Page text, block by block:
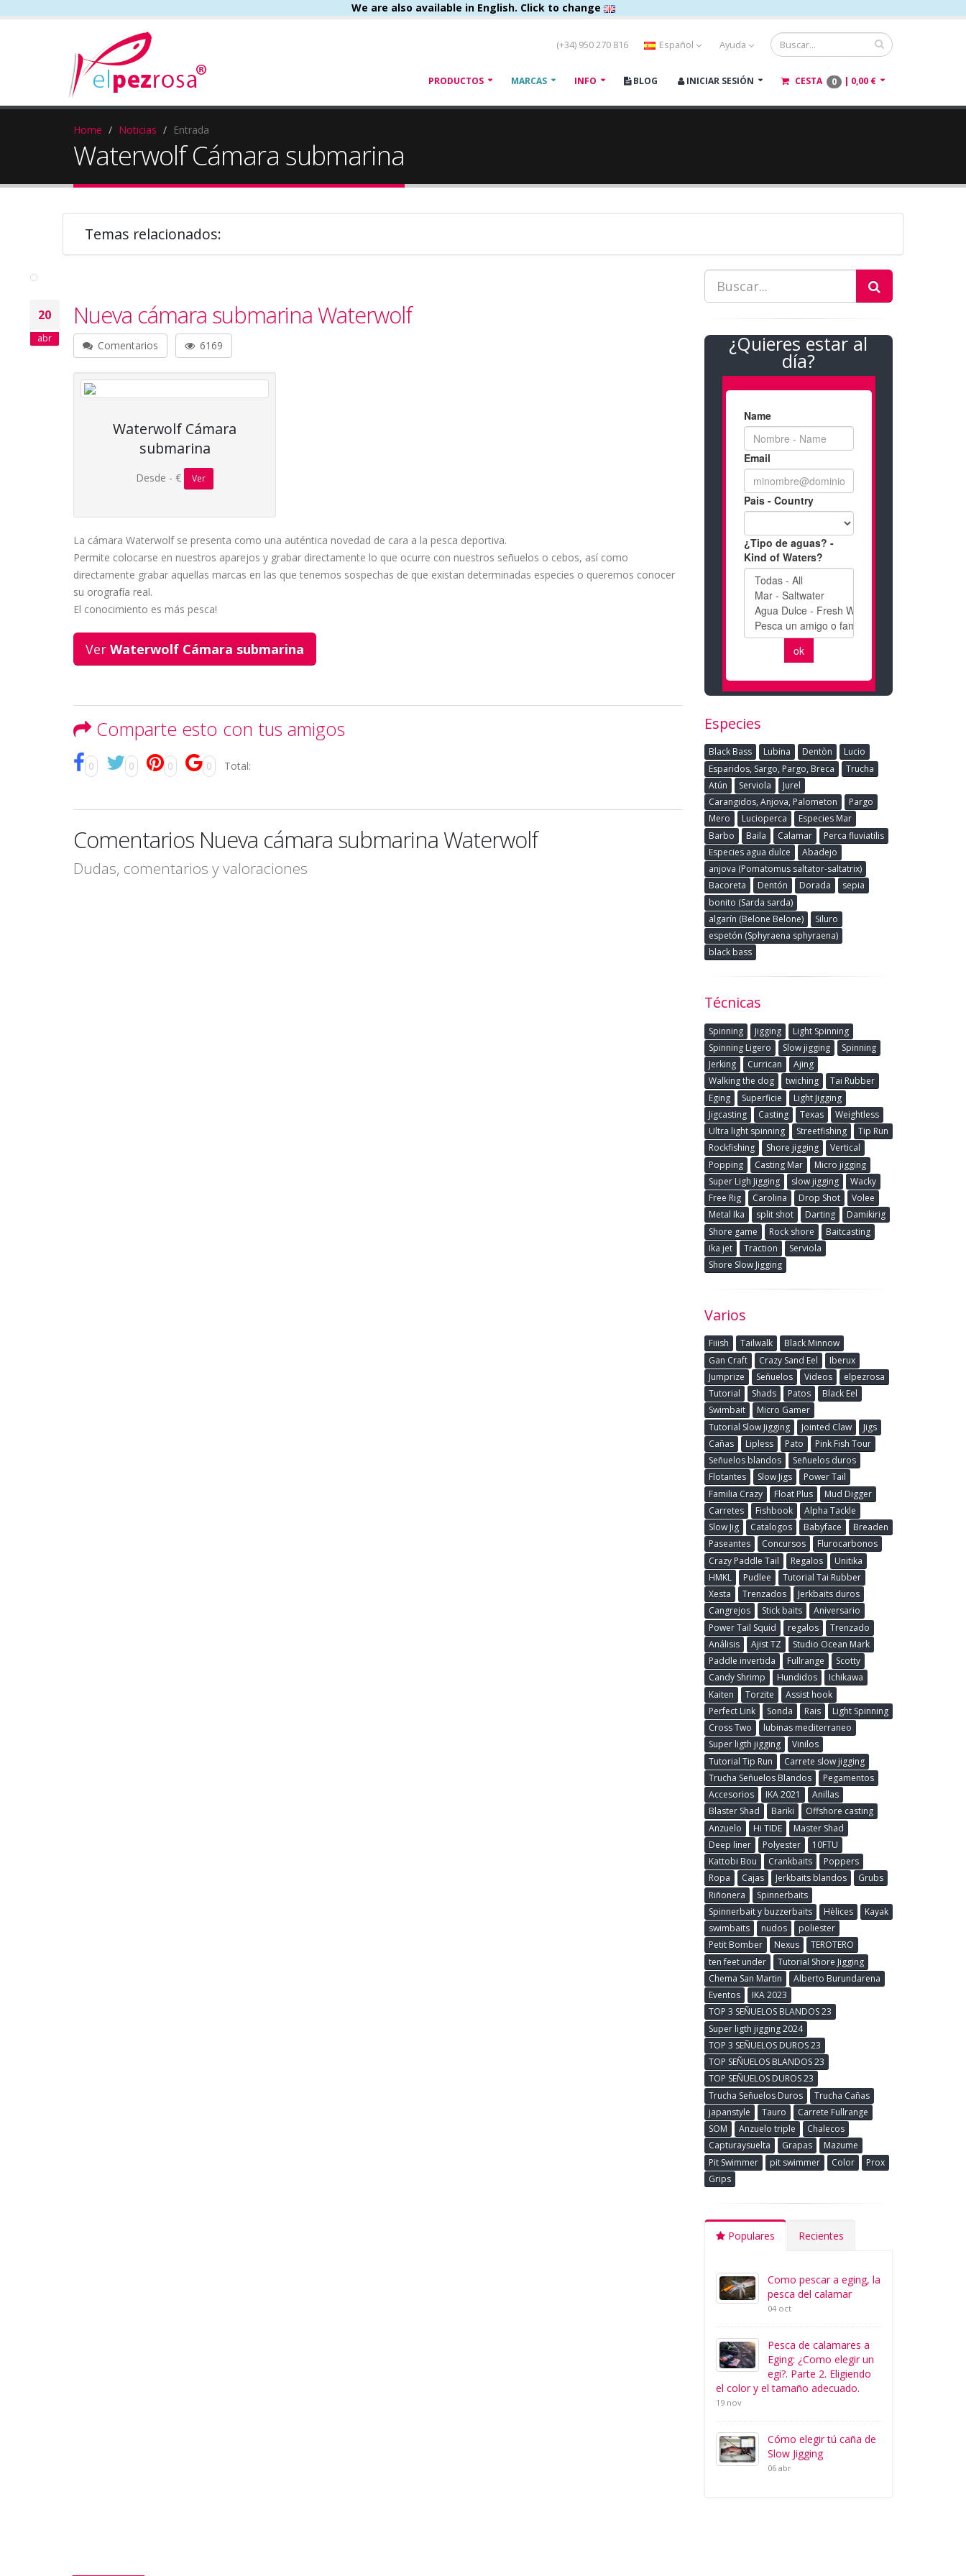
We are also available in English. Click to change
(+34) 950 270 816 Español Ayuda
PRODUCTOS MARCAS INFO BLOG INICIAR SESIÓN CESTA 0 | 0,00 €
Home Noticias Entrada
Waterwolf Cámara submarina
Temas relacionados:
20
abr
Nueva cámara submarina Waterwolf
Comentarios 6169
Waterwolf Cámara
submarina
Desde - € Ver
La cámara Waterwolf se presenta como una auténtica novedad de cara a la pesca deportiva.
Permite colocarse en nuestros aparejos y grabar directamente lo que ocurre con nuestros señuelos o cebos, así como
directamente grabar aquellas marcas en las que tenemos sospechas de que existan determinadas especies o queremos conocer
su orografía real.
El conocimiento es más pesca!
Ver Waterwolf Cámara submarina
Comparte esto con tus amigos
0 0 0 0 Total:
Comentarios Nueva cámara submarina Waterwolf
Dudas, comentarios y valoraciones
¿Quieres estar al
día?
Especies
Black Bass Lubina Dentòn
Lucio
Esparidos, Sargo, Pargo, Breca
Trucha
Atún
Serviola
Jurel
Carangidos, Anjova, Palometon
Pargo
Mero
Lucioperca
Especies Mar
Barbo
Baila Calamar
Perca fluviatilis
Especies agua dulce
Abadejo
anjova (Pomatomus saltator-saltatrix)
Bacoreta
Dentón Dorada
sepia
bonito (Sarda sarda)
algarín (Belone Belone)
Siluro
espetón (Sphyraena sphyraena)
black bass
Técnicas
Spinning Jigging
Light Spinning
Spinning Ligero
Slow jigging
Spinning
Jerking
Currican
Ajing
Walking the dog
twiching
Tai Rubber
Eging
Superficie
Light Jigging
Jigcasting
Casting Texas
Weightless
Ultra light spinning
Streetfishing
Tip Run
Rockfishing
Shore jigging
Vertical
Popping
Casting Mar
Micro jigging
Super Ligh Jigging
slow jigging
Wacky
Free Rig
Carolina Drop Shot
Volee
Metal Ika
split shot Darting
Damikirig
Shore game
Rock shore
Baitcasting
Ika jet
Traction
Serviola
Shore Slow Jigging
Varios
Fiiish Tailwalk
Black Minnow
Gan Craft
Crazy Sand Eel
Iberux
Jumprize
Señuelos Videos
elpezrosa
Tutorial
Shads Patos
Black Eel
Swimbait
Micro Gamer
Tutorial Slow Jigging
Jointed Claw
Jigs
Cañas
Lipless Pato
Pink Fish Tour
Señuelos blandos
Señuelos duros
Flotantes
Slow Jigs
Power Tail
Familia Crazy
Float Plus
Mud Digger
Carretes
Fishbook
Alpha Tackle
Slow Jig
Catalogos Babyface
Breaden
Paseantes
Concursos
Flurocarbonos
Crazy Paddle Tail
Regalos
Unitika
HMKL
Pudlee
Tutorial Tai Rubber
Xesta
Trenzados
Jerkbaits duros
Cangrejos
Stick baits
Aniversario
Power Tail Squid
regalos
Trenzado
Análisis
Ajist TZ
Studio Ocean Mark
Paddle invertida
Fullrange
Scotty
Candy Shrimp
Hundidos
Ichikawa
Kaiten
Torzite
Assist hook
Perfect Link
Sonda Rais
Light Spinning
Cross Two
lubinas mediterraneo
Super ligth jigging
Vinilos
Tutorial Tip Run
Carrete slow jigging
Trucha Señuelos Blandos
Pegamentos
Accesorios
IKA 2021
Anillas
Blaster Shad
Bariki
Offshore casting
Anzuelo
Hi TIDE
Master Shad
Deep liner
Polyester
10FTU
Kattobi Bou
Crankbaits
Poppers
Ropa
Cajas Jerkbaits blandos
Grubs
Riñonera
Spinnerbaits
Spinnerbait y buzzerbaits
Hèlices
Kayak
swimbaits
nudos
poliester
Petit Bomber
Nexus
TEROTERO
ten feet under
Tutorial Shore Jigging
Chema San Martin
Alberto Burundarena
Eventos
IKA 2023
TOP 3 SEÑUELOS BLANDOS 23
Super ligth jigging 2024
TOP 3 SEÑUELOS DUROS 23
TOP SEÑUELOS BLANDOS 23
TOP SEÑUELOS DUROS 23
Trucha Señuelos Duros
Trucha Cañas
japanstyle
Tauro
Carrete Fullrange
SOM
Anzuelo triple
Chalecos
Capturaysuelta
Grapas
Mazume
Pit Swimmer
pit swimmer Color
Prox
Grips
Populares Recientes
Como pescar a eging, la
pesca del calamar
04 oct
Pesca de calamares a
Eging: ¿Como elegir un
egi?. Parte 2. Eligiendo
el color y el tamaño adecuado.
19 nov
Cómo elegir tú caña de
Slow Jigging
06 abr